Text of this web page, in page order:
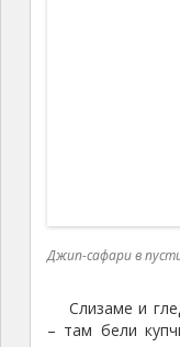
викам. Но от
очакване. В
бабино време